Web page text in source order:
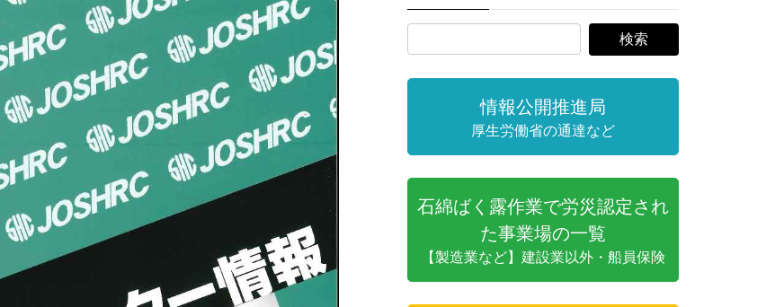
情報公開推進局
厚生労働省の通達など
石綿ばく露作業で労災認定され
た事業場の一覧
【製造業など】建設業以外・船員保険